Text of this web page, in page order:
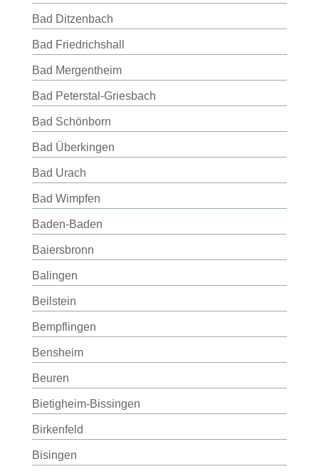
Bad Ditzenbach
Bad Friedrichshall
Bad Mergentheim
Bad Peterstal-Griesbach
Bad Schönborn
Bad Überkingen
Bad Urach
Bad Wimpfen
Baden-Baden
Baiersbronn
Balingen
Beilstein
Bempflingen
Bensheim
Beuren
Bietigheim-Bissingen
Birkenfeld
Bisingen